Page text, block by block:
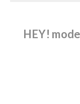
HEY!